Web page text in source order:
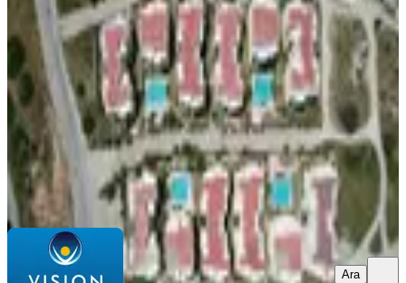
Didim, Mavişehir Mahallesi
2+1 ·75 m²· Yüksek giriş·08.07.2026
4.800.000 ₺
VISION GAYRİMENKULMehmet PARA
Ara
Ara